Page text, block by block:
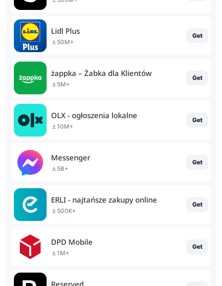
Lidl Plus
50M+
Get
żappka – Żabka dla Klientów
5M+
Get
OLX - ogłoszenia lokalne
10M+
Get
Messenger
5B+
Get
ERLI - najtańsze zakupy online
500K+
Get
DPD Mobile
1M+
Get
Reserved